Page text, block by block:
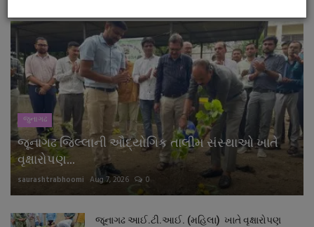
જુનાગઢ
જૂનાગઢ જિલ્લાની ઔદ્યોગિક તાલીમ સંસ્થાઓ ખાતે
વૃક્ષારોપણ...
saurashtrabhoomi Aug 7, 2026 0
જૂનાગઢ આઈ.ટી.આઈ. (મહિલા) ખાતે વૃક્ષારોપણ